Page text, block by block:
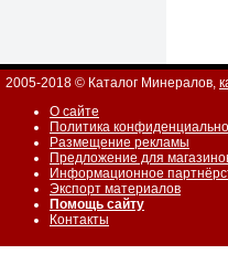
2005-2018 © Каталог Минералов,
О сайте
Политика
Размещение рекламы
Предложение для
Информационное
Экспорт материалов
Помощь сайту
Контакты